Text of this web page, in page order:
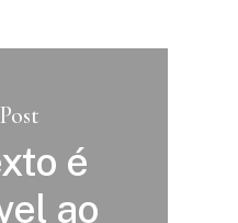
é
ao